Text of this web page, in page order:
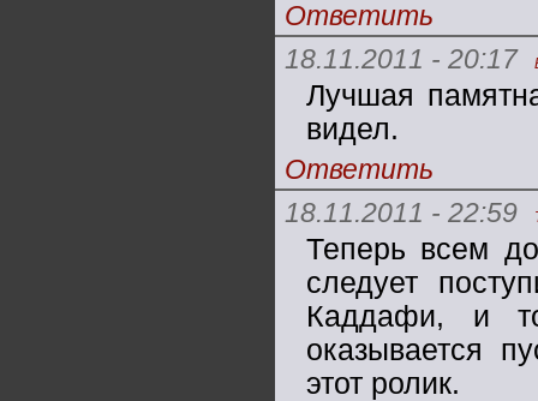
Ответить
18.11.2011 - 20:17
Лучшая
видел.
Ответить
18.11.2011 - 22:59
Теперь всем
следует
Каддафи, и
оказывается
этот ролик.